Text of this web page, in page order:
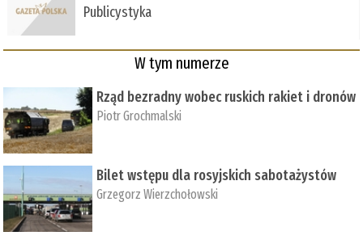
Publicystyka
W tym numerze
Rząd bezradny wobec ruskich rakiet i dronów
Piotr Grochmalski
Bilet wstępu dla rosyjskich sabotażystów
Grzegorz Wierzchołowski